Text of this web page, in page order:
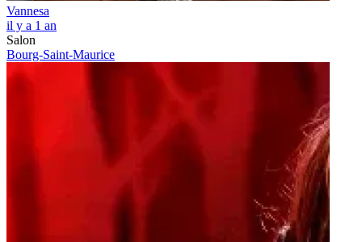
Vannesa
il y a 1 an
Salon
Bourg-Saint-Maurice